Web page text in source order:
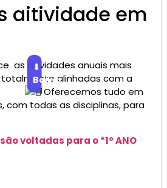
aitividade em
as atividades anuais mais
alinhadas com a
⬇
Baixar
Oferecemos tudo em
com todas as disciplinas, para
voltadas para o *1º ANO